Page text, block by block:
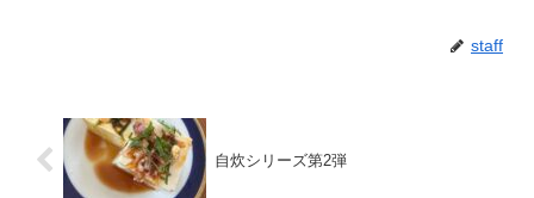
staff
自炊シリーズ第2弾